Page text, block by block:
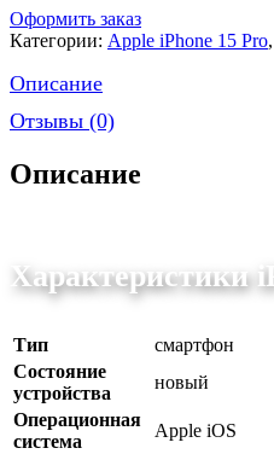
Оформить заказ
Категории: Apple iPhone 15 Pro,
Описание
Отзывы (0)
Описание
Характеристики
Тип
смартфон
Состояние
устройства
новый
Операционная
система
Apple iOS